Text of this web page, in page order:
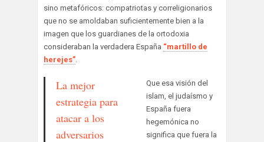
sino metafóricos: compatriotas y correligionarios
que no se amoldaban suficientemente bien a la
imagen que los guardianes de la ortodoxia
consideraban la verdadera España “martillo de
herejes”
La mejor
estrategia para
atacar a los
adversarios
Que esa visión del
islam, el judaísmo y
España fuera
hegemónica no
significa que fuera la